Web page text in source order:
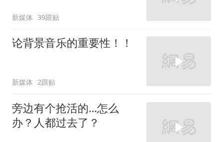
新媒体 39跟贴
论背景音乐的重要性！！
新媒体 2跟贴
旁边有个抢活的…怎么
办？人都过去了？